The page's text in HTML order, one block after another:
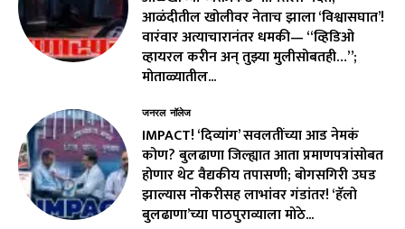
आळंदीतील खोलीवर नेताच झाला ‘विश्वासघात’!
वारंवार अत्याचारानंतर धमकी— “व्हिडिओ
व्हायरल करीन अन् तुझ्या मुलीसोबतही…”;
मोताळ्यातील...
जनरल नॉलेज
IMPACT! ‘दिव्यांग’ सवलतींच्या आड नेमकं
कोण? बुलढाणा जिल्ह्यात आता प्रमाणपत्रांसोबत
होणार थेट वैद्यकीय तपासणी; बोगसगिरी उघड
झाल्यास नोकरीसह लाभांवर गंडांतर! ‘हॅलो
बुलढाणा’च्या पाठपुराव्याला मोठे...